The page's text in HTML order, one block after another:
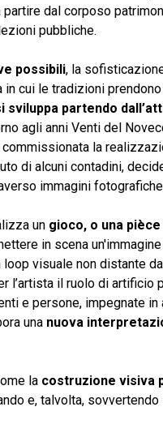
dal corposo
pubbliche.
possibili, la
cui le tradizioni
sviluppa partendo
agli anni Venti del
la
di alcuni contadini,
immagini
un gioco, o una
in scena
visuale non distante
l’artista il ruolo di artificio
e persone, impegnate in
una nuova
la costruzione visiva
e, talvolta,